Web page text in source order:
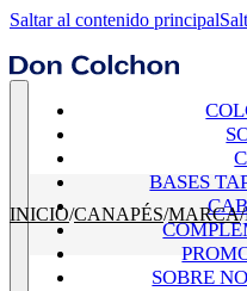
Saltar al contenido principal
BASES
SOBRE
INICIO/CANAPÉS/MARCA/